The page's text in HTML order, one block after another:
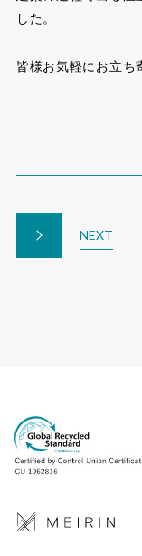
した。
皆様お気軽にお立ち
NEXT